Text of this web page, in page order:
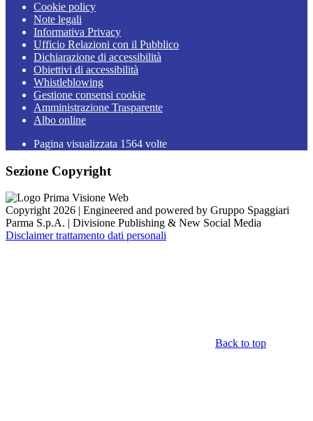
Cookie policy
Note legali
Informativa Privacy
Ufficio Relazioni con il Pubblico
Dichiarazione di accessibilità
Obiettivi di accessibilità
Whistleblowing
Gestione consensi cookie
Amministrazione Trasparente
Albo online
Pagina visualizzata 1564 volte
Sezione Copyright
Copyright 2026 | Engineered and powered by Gruppo Spaggiari
Parma S.p.A. | Divisione Publishing & New Social Media
Disclaimer trattamento dati personali
Back to top